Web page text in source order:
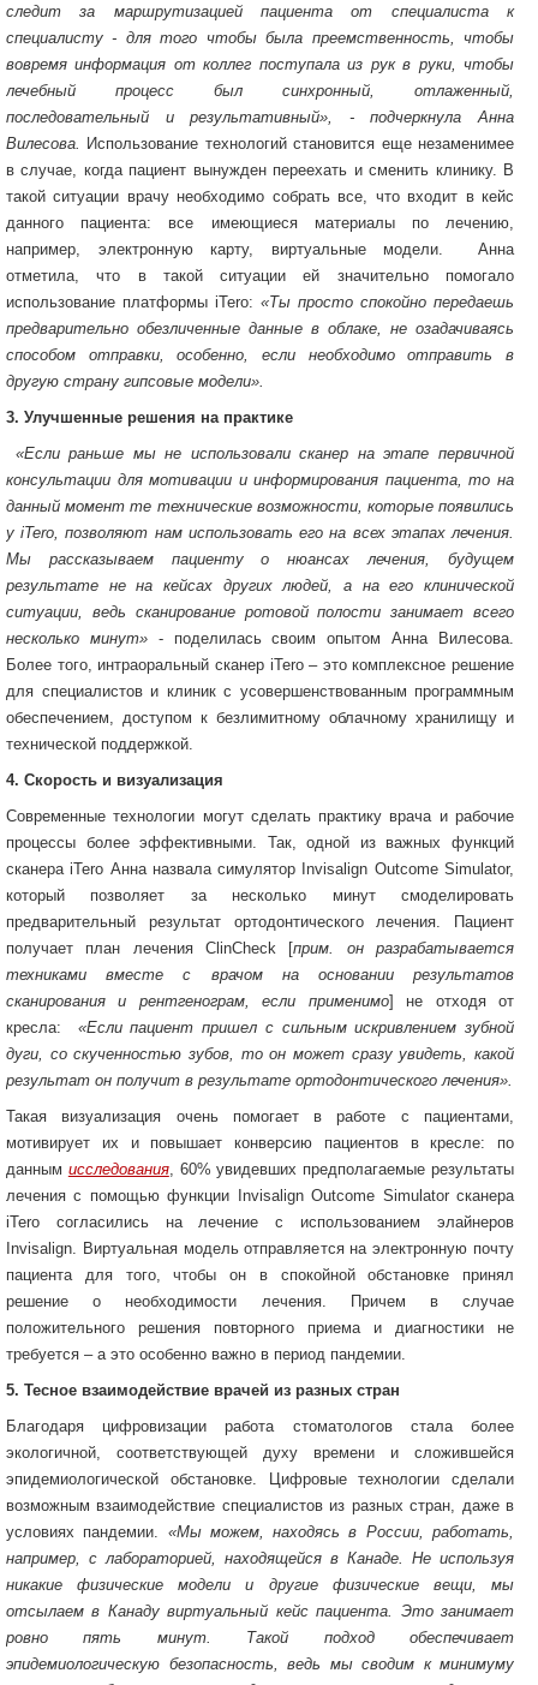
следит за маршрутизацией пациента от специалиста к
специалисту - для того чтобы была преемственность, чтобы
вовремя информация от коллег поступала из рук в руки, чтобы
лечебный процесс был синхронный, отлаженный,
последовательный и результативный», - подчеркнула Анна
Вилесова. Использование технологий становится еще незаменимее
в случае, когда пациент вынужден переехать и сменить клинику. В
такой ситуации врачу необходимо собрать все, что входит в кейс
данного пациента: все имеющиеся материалы по лечению,
например, электронную карту, виртуальные модели. Анна
отметила, что в такой ситуации ей значительно помогало
использование платформы iTero: «Ты просто спокойно передаешь
предварительно обезличенные данные в облаке, не озадачиваясь
способом отправки, особенно, если необходимо отправить в
другую страну гипсовые модели».
3. Улучшенные решения на практике
«Если раньше мы не использовали сканер на этапе первичной
консультации для мотивации и информирования пациента, то на
данный момент те технические возможности, которые появились
уiTero , позволяют нам использовать его на всех этапах лечения.
Мы рассказываем пациенту о нюансах лечения, будущем
результате не на кейсах других людей, а на его клинической
ситуации, ведь сканирование ротовой полости занимает всего
несколько минут»- поделилась своим опытом Анна Вилесова.
Более того, интраоральный сканер iTero – это комплексное решение
для специалистов и клиник с усовершенствованным программным
обеспечением, доступом к безлимитному облачному хранилищу и
технической поддержкой.
4. Скорость и визуализация
Современные технологии могут сделать практику врача и рабочие
процессы более эффективными. Так, одной из важных функций
сканера iTero Анна назвала симулятор Invisalign Outcome Simulator,
который позволяет за несколько минут смоделировать
предварительный результат ортодонтического лечения. Пациент
получает план лечения ClinCheck [прим. он разрабатывается
техниками вместе с врачом на основании результатов
сканирования и рентгенограм, если применимо] не отходя от
кресла: «Если пациент пришел с сильным искривлением зубной
дуги, со скученностью зубов, то он может сразу увидеть, какой
результат он получит в результате ортодонтического лечения».
Такая визуализация очень помогает в работе с пациентами,
мотивирует их и повышает конверсию пациентов в кресле: по
данным исследования, 60% увидевших предполагаемые результаты
лечения с помощью функции Invisalign Outcome Simulator сканера
iTero согласились на лечение с использованием элайнеров
Invisalign. Виртуальная модель отправляется на электронную почту
пациента для того, чтобы он в спокойной обстановке принял
решение о необходимости лечения. Причем в случае
положительного решения повторного приема и диагностики не
требуется – а это особенно важно в период пандемии.
5. Тесное взаимодействие врачей из разных стран
Благодаря цифровизации работа стоматологов стала более
экологичной, соответствующей духу времени и сложившейся
эпидемиологической обстановке. Цифровые технологии сделали
возможным взаимодействие специалистов из разных стран, даже в
условиях пандемии. «Мы можем, находясь в России, работать,
например, с лабораторией, находящейся в Канаде. Не используя
никакие физические модели и другие физические вещи, мы
отсылаем в Канаду виртуальный кейс пациента. Это занимает
ровно пять минут. Такой подход обеспечивает
эпидемиологическую безопасность, ведь мы сводим к минимуму